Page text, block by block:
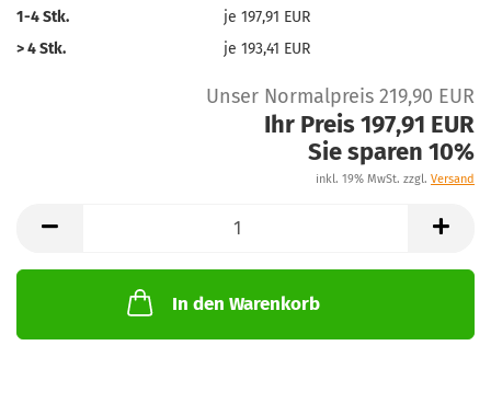
1-4 Stk.
je 197,91 EUR
> 4 Stk.
je 193,41 EUR
Unser Normalpreis 219,90 EUR
Ihr Preis 197,91 EUR
Sie sparen 10%
inkl. 19% MwSt. zzgl. Versand
In den Warenkorb